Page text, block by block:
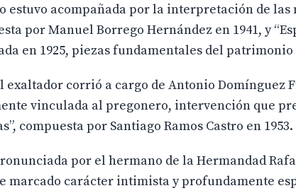
estuvo acompañada por la interpretación de las
por Manuel Borrego Hernández en 1941, y
en 1925, piezas fundamentales del
exaltador corrió a cargo de Antonio Domínguez
vinculada al pregonero, intervención que
compuesta por Santiago Ramos Castro en 1953.
por el hermano de la Hermandad
marcado carácter intimista y profundamente